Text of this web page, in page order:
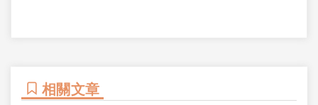
相關文章